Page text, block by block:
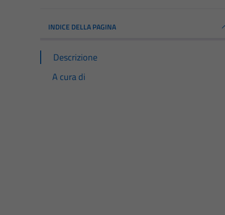
INDICE DELLA PAGINA
Descrizione
A cura di